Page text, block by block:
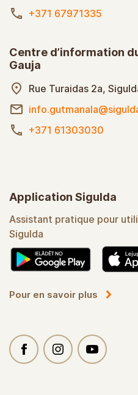
+371 67971335
Centre d’information
Gauja
Rue Turaidas 2a,
+371 61303030
Application Sigulda
Assistant pratique pour
Sigulda
Pour en savoir plus